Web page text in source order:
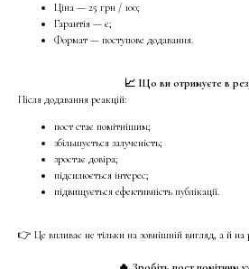
Ціна — 25 грн / 100;
Гарантія — є;
Формат — поступове додавання.
📈 Що ви отримуєте в
Після додавання реакцій:
пост стає помітнішим;
збільшується залученість;
зростає довіра;
підсилюється інтерес;
підвищується ефективність публікації.
👉 Це впливає не тільки на зовнішній вигляд, а й на